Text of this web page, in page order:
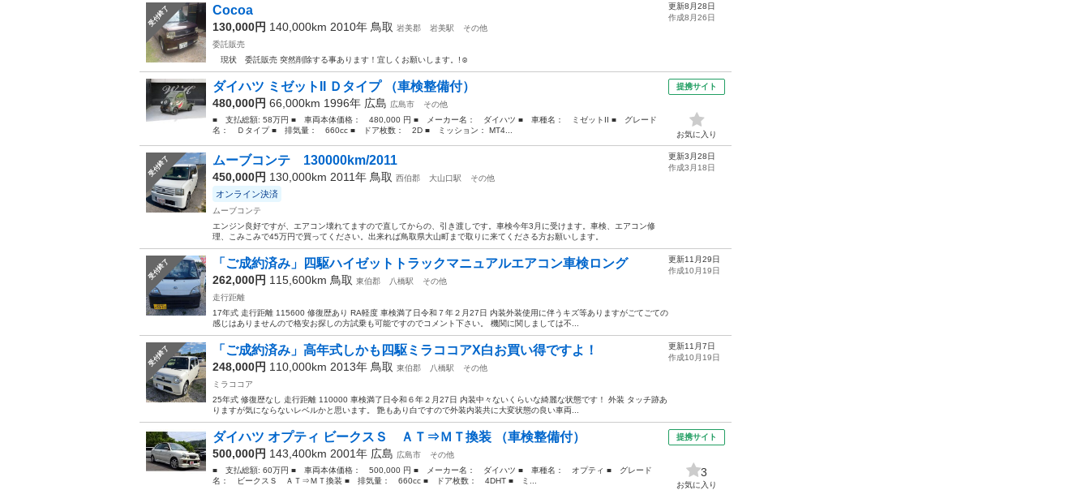
受付終了 Cocoa
130,000円 140,000km 2010年 鳥取 岩美郡 岩美駅
その他
委託販売
現状 委託販売 突然削除する事あります！宜しくお願いします。!☺️
更新8月28日
作成8月26日
ダイハツ ミゼットII Ｄタイプ （車検整備付）
480,000円 66,000km 1996年 広島 広島市
その他
■ 支払総額: 58万円 ■ 車両本体価格： 480,000 円 ■ メーカー名： ダイハツ ■ 車種名： ミゼットII ■ グレード
名： Ｄタイプ ■ 排気量： 660cc ■ ドア枚数： 2D ■ ミッション： MT4...
提携サイト
お気に入り
受付終了 ムーブコンテ 130000km/2011
450,000円 130,000km 2011年 鳥取 西伯郡 大山口駅 その他
オンライン決済
ムーブコンテ
エンジン良好ですが、エアコン壊れてますので直してからの、引き渡しです。車検今年3月に受けます。車検、エアコン修
理、こみこみで45万円で買ってください。出来れば鳥取県大山町まで取りに来てくださる方お願いします。
更新3月28日
作成3月18日
受付終了 「ご成約済み」四駆ハイゼットトラックマニュアルエアコン車検ロング
262,000円 115,600km 鳥取 東伯郡 八橋駅
その他
走行距離
17年式 走行距離 115600 修復歴あり RA軽度 車検満了日令和７年２月27日 内装外装使用に伴うキズ等ありますがごてごての
感じはありませんので格安お探しの方試乗も可能ですのでコメント下さい。 機関に関しましては不...
更新11月29日
作成10月19日
受付終了 「ご成約済み」高年式しかも四駆ミラココアX白お買い得ですよ！
248,000円 110,000km 2013年 鳥取 東伯郡 八橋駅
その他
ミラココア
25年式 修復歴なし 走行距離 110000 車検満了日令和６年２月27日 内装中々ないくらいな綺麗な状態です！ 外装 タッチ跡あ
りますが気にならないレベルかと思います。 艶もあり白ですので外装内装共に大変状態の良い車両...
更新11月7日
作成10月19日
ダイハツ オプティ ビークスＳ ＡＴ⇒ＭＴ換装 （車検整備付）
500,000円 143,400km 2001年 広島 広島市
その他
■ 支払総額: 60万円 ■ 車両本体価格： 500,000 円 ■ メーカー名： ダイハツ ■ 車種名： オプティ ■ グレード
名： ビークスＳ ＡＴ⇒ＭＴ換装 ■ 排気量： 660cc ■ ドア枚数： 4DHT ■ ミ...
提携サイト
3
お気に入り